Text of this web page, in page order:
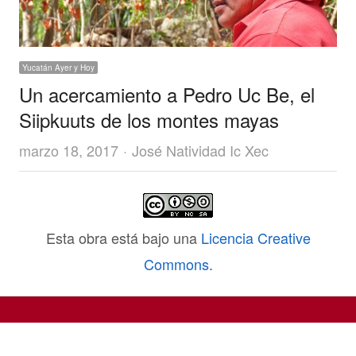
Yucatán Ayer y Hoy
Un acercamiento a Pedro Uc Be, el
Siipkuuts de los montes mayas
marzo 18, 2017 Author
José Natividad Ic Xec
Esta obra está bajo una Licencia Creative
Commons.